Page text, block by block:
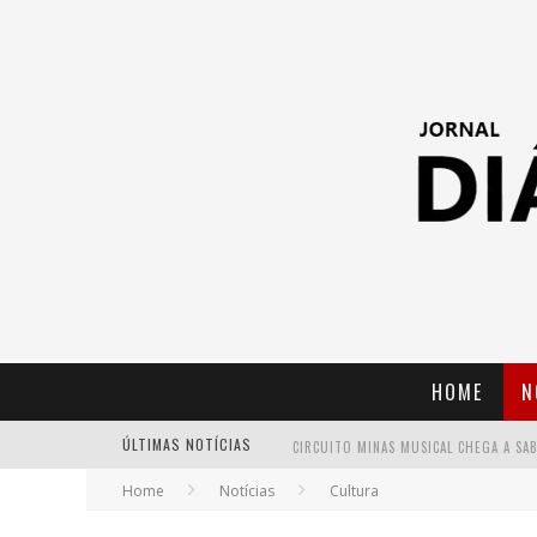
HOME
ÚLTIMAS NOTÍCIAS
Home Notícias Cultura